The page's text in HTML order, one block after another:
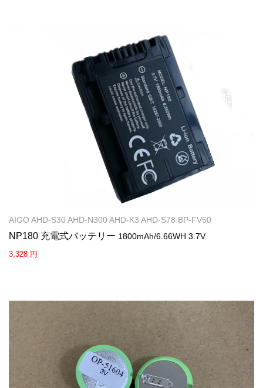
AIGO AHD-S30 AHD-N300 AHD-K3 AHD-S78 BP-FV50
NP180 充電式バッテリー 1800mAh/6.66WH 3.7V
3,328 円